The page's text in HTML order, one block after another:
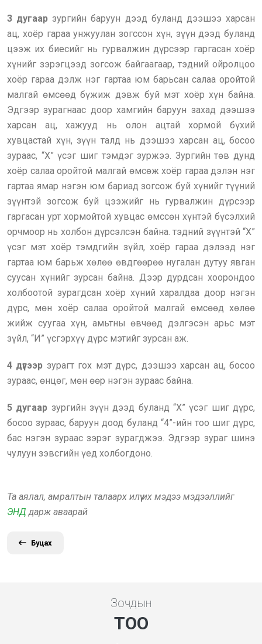
3 дугаар зургийн баруун дээд буланд дээшээ харсан
ац, хоёр гараа унжуулан зогссон хүн, зүүн дээд буланд
цээж их биесийг нь гурвалжин дүрсээр гаргасан хоёр
хүнийг зэрэгцээд зогсож байгаагаар, тэдний ойролцоо
хоёр гараа дэлж нэг гартаа юм барьсан салаа оройтой
малгай өмсөөд бүжиж дэвж буй мэт хоёр хүн байна.
Эдгээр зурагнаас доор хамгийн баруун захад дээшээ
харсан ац, хажууд нь олон ацтай хормой бүхий
хувцастай хүн, зүүн талд нь дээшээ харсан ац, босоо
зураас, “Х” үсэг шиг тэмдэг зуржээ. Зургийн төв дунд
хоёр салаа оройтой малгай өмсөж хоёр гараа дэлэн нэг
гартаа ямар нэгэн юм бариад зогсож буй хүнийг түүний
зүүнтэй зогсож буй цээжийг нь гурвалжин дүрсээр
гаргасан урт хормойтой хувцас өмссөн хүнтэй бүсэлхий
орчмоор нь холбон дүрсэлсэн байна. тэдний зүүнтэй “Х”
үсэг мэт хоёр тэмдгийн зүйл, хоёр гараа дэлээд нэг
гартаа юм барьж хөлөө өвдгөөрөө нугалан дутуу явган
суусан хүнийг зурсан байна. Дээр дурдсан хоорондоо
холбоотой зурагдсан хоёр хүний харалдаа доор нэгэн
дүрс, мөн хоёр салаа оройтой малгай өмсөөд хөлөө
жийж суугаа хүн, амьтны өвчөөд дэлгэсэн арьс мэт
зүйл, “И” үсгэрхүү дүрс мэтийг зурсан аж.
4 дүгээр зурагт гох мэт дүрс, дээшээ харсан ац, босоо
зураас, өнцөг, мөн өөр нэгэн зураас байна.
5 дугаар зургийн зүүн дээд буланд “Х” үсэг шиг дүрс,
босоо зураас, баруун доод буланд “4”-ийн тоо шиг дүрс,
бас нэгэн зураас зэрэг зурагджээ. Эдгээр зураг шинэ
чулуун зэвсгийн үед холбогдоно.
Та аялал, амралтын талаарх илүү их мэдээ мэдээллийг
ЭНД дарж аваарай
Буцах
Зочдын
ТОО